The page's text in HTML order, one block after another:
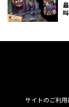
サイトのご利用